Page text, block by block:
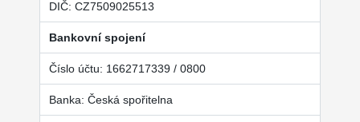
DIČ: CZ7509025513
Bankovní spojení
Číslo účtu: 1662717339 / 0800
Banka: Česká spořitelna